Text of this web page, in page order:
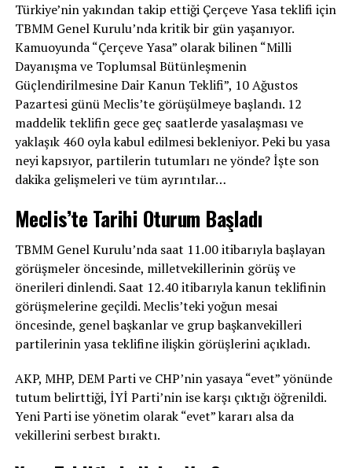
Türkiye’nin yakından takip ettiği Çerçeve Yasa teklifi için
TBMM Genel Kurulu’nda kritik bir gün yaşanıyor.
Kamuoyunda “Çerçeve Yasa” olarak bilinen “Milli
Dayanışma ve Toplumsal Bütünleşmenin
Güçlendirilmesine Dair Kanun Teklifi”, 10 Ağustos
Pazartesi günü Meclis’te görüşülmeye başlandı. 12
maddelik teklifin gece geç saatlerde yasalaşması ve
yaklaşık 460 oyla kabul edilmesi bekleniyor. Peki bu yasa
neyi kapsıyor, partilerin tutumları ne yönde? İşte son
dakika gelişmeleri ve tüm ayrıntılar…
Meclis’te Tarihi Oturum Başladı
TBMM Genel Kurulu’nda saat 11.00 itibarıyla başlayan
görüşmeler öncesinde, milletvekillerinin görüş ve
önerileri dinlendi. Saat 12.40 itibarıyla kanun teklifinin
görüşmelerine geçildi. Meclis’teki yoğun mesai
öncesinde, genel başkanlar ve grup başkanvekilleri
partilerinin yasa teklifine ilişkin görüşlerini açıkladı.
AKP, MHP, DEM Parti ve CHP’nin yasaya “evet” yönünde
tutum belirttiği, İYİ Parti’nin ise karşı çıktığı öğrenildi.
Yeni Parti ise yönetim olarak “evet” kararı alsa da
vekillerini serbest bıraktı.